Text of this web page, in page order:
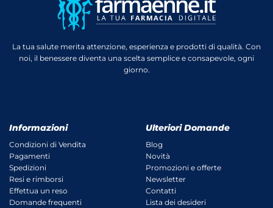
La tua salute merita attenzione, esperienza e prodotti di qualità. Con
noi, il benessere diventa una scelta semplice e consapevole, ogni
giorno.
Informazioni
Condizioni di Vendita
Pagamenti
Spedizioni
Resi e rimborsi
Effettua un reso
Domande frequenti
Ulteriori Domande
Blog
Novità
Promozioni e offerte
Newsletter
Contatti
Lista dei desideri